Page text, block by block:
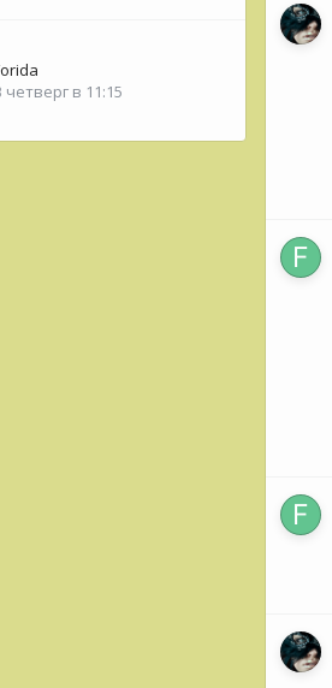
четверг в 11:15